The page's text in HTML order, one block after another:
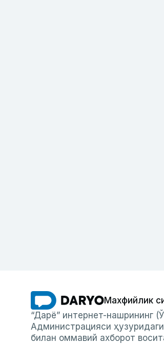
Махфийлик
“Дарё” интернет-нашрининг
Администрацияси
билан оммавий ахборот